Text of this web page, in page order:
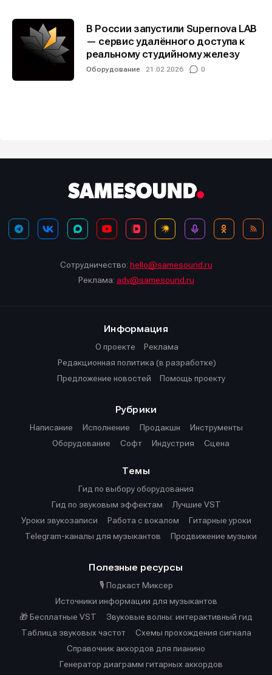
В России запустили Supernova LAB
— сервис удалённого доступа к
реальному студийному железу
Оборудование 21.02.2026 0
Сотрудничество: hello@samesound.ru
Реклама: adv@samesound.ru
Информация
О проекте
Реклама
Редакционная политика (в разработке)
Предложение новостей
Помощь проекту
Рубрики
Написание
Исполнение Продакшн
Инструменты
Оборудование
Софт Индустрия Сцена
Темы
Гид по выбору оборудования
Гид по звуковым эффектам
Лучшие VST
Уроки звукозаписи
Работа с вокалом
Гитарные уроки
Telegram-каналы для музыкантов
Продвижение музыки
Полезные ресурсы
🎙️ Подкаст Миксер
Источники информации для музыкантов
🎁 Бесплатные VST
Звуковые волны: интерактивный гид
Таблица звуковых частот
Cхемы прохождения сигнала
Справочник аккордов для пианино
Генератор диаграмм гитарных аккордов